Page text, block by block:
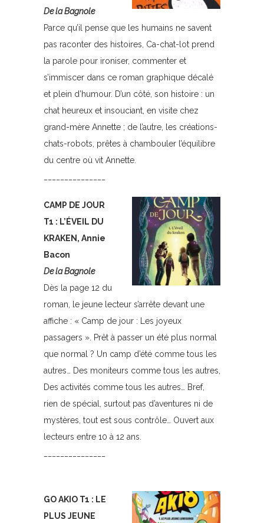
De la Bagnole
Parce qu’il pense que les humains ne savent
pas raconter des histoires, Ca-chat-lot prend
la parole pour ironiser, commenter et
s’immiscer dans ce roman graphique décalé
et plein d’humour. D’un côté, son histoire : un
chat heureux et insouciant, en visite chez
grand-mère Annette ; de l’autre, les créations-
chats-robots, prêtes à chambouler l’équilibre
du centre où vit Annette.
CAMP DE JOUR
T1 : L’ÉVEIL DU
KRAKEN, Annie
Bacon
De la Bagnole
Dès la page 12 du
roman, le jeune lecteur s’arrête devant une
affiche : « Camp de jour : Les joyeux
passagers ». Prêt à passer un été plus normal
que normal ? Un camp d’été comme tous les
autres… Des moniteurs comme tous les autres,
Des activités comme tous les autres… Bref,
rien de spécial, surtout pas d’aventures ni de
mystères, tout est sous contrôle… Ouvert aux
lecteurs entre 10 à 12 ans.
GO AKIO T1 : LE
PLUS JEUNE